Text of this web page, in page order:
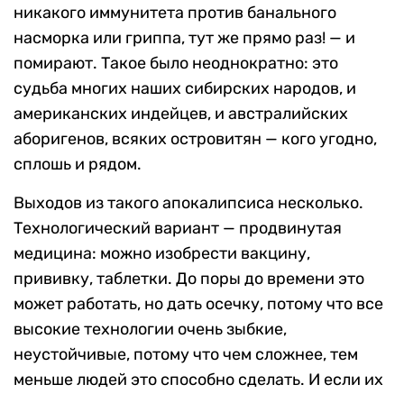
никакого иммунитета против банального
насморка или гриппа, тут же прямо раз! — и
помирают. Такое было неоднократно: это
судьба многих наших сибирских народов, и
американских индейцев, и австралийских
аборигенов, всяких островитян — кого угодно,
сплошь и рядом.
Выходов из такого апокалипсиса несколько.
Технологический вариант — продвинутая
медицина: можно изобрести вакцину,
прививку, таблетки. До поры до времени это
может работать, но дать осечку, потому что все
высокие технологии очень зыбкие,
неустойчивые, потому что чем сложнее, тем
меньше людей это способно сделать. И если их